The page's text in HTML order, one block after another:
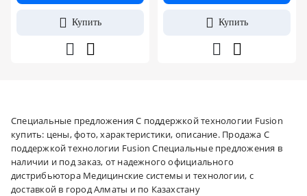
Купить Купить
Специальные предложения С поддержкой технологии Fusion
купить: цены, фото, характеристики, описание. Продажа С
поддержкой технологии Fusion Специальные предложения в
наличии и под заказ, от надежного официального
дистрибьютора Медицинские системы и технологии, с
доставкой в город Алматы и по Казахстану